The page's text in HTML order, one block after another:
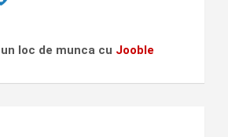
loc de munca cu Jooble